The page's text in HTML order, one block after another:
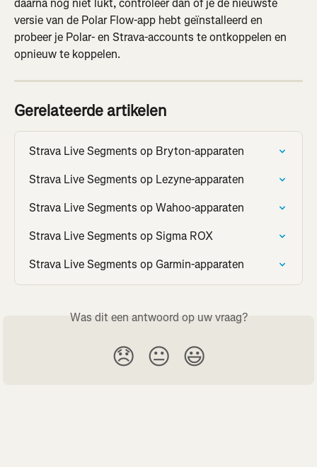
daarna nog niet lukt, controleer dan of je de nieuwste
versie van de Polar Flow-app hebt geïnstalleerd en
probeer je Polar- en Strava-accounts te ontkoppelen en
opnieuw te koppelen.
Gerelateerde artikelen
Strava Live Segments op Bryton-apparaten
Strava Live Segments op Lezyne-apparaten
Strava Live Segments op Wahoo-apparaten
Strava Live Segments op Sigma ROX
Strava Live Segments op Garmin-apparaten
Was dit een antwoord op uw vraag?
😞 😐 😃